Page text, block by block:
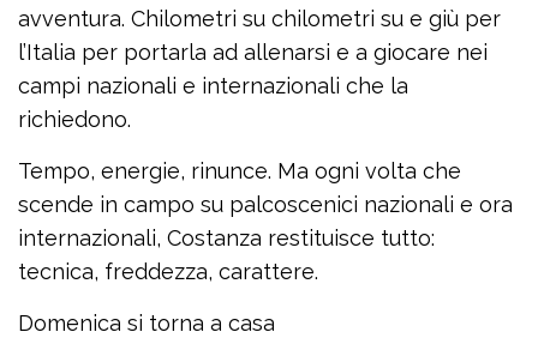
avventura. Chilometri su chilometri su e giù per
l’Italia per portarla ad allenarsi e a giocare nei
campi nazionali e internazionali che la
richiedono.
Tempo, energie, rinunce. Ma ogni volta che
scende in campo su palcoscenici nazionali e ora
internazionali, Costanza restituisce tutto:
tecnica, freddezza, carattere.
Domenica si torna a casa